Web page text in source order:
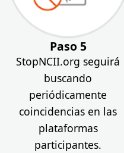
Paso 5
StopNCII.org seguirá
buscando
periódicamente
coincidencias en las
plataformas
participantes.